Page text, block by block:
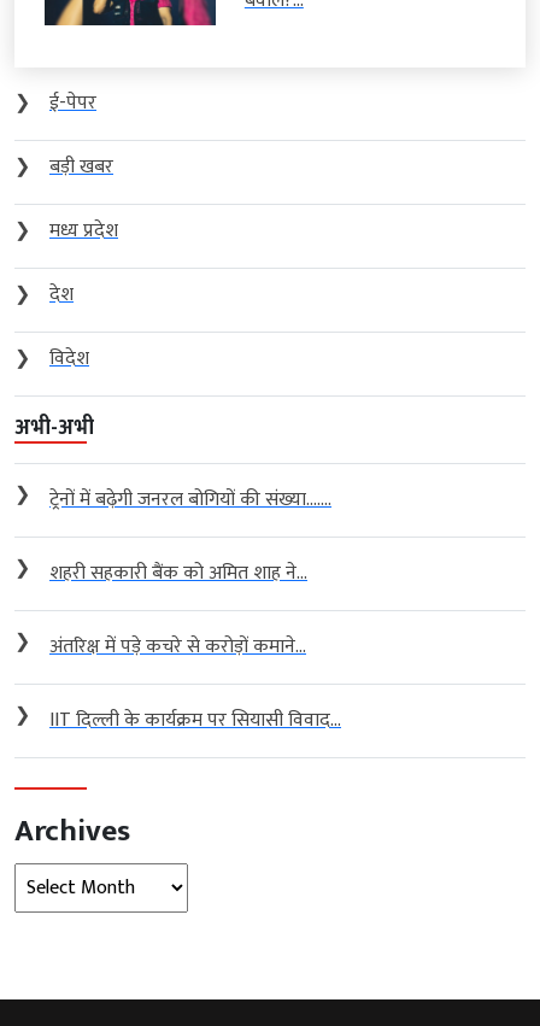
❯
ई-पेपर
❯
बड़ी खबर
❯
मध्य प्रदेश
❯
देश
❯
विदेश
अभी-अभी
❯ ट्रेनों में बढ़ेगी जनरल बोगियों की संख्या…....
❯ शहरी सहकारी बैंक को अमित शाह ने...
❯ अंतरिक्ष में पड़े कचरे से करोड़ों कमाने...
❯ IIT दिल्ली के कार्यक्रम पर सियासी विवाद...
Archives
Archives